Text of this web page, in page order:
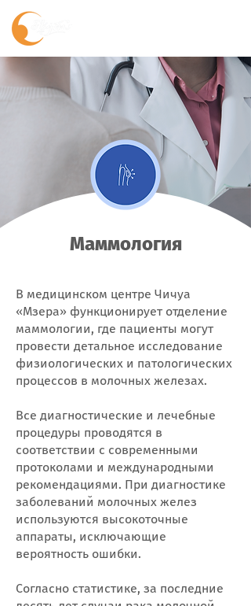
Маммология
В медицинском центре Чичуа
«Мзера» функционирует отделение
маммологии, где пациенты могут
провести детальное исследование
физиологических и патологических
процессов в молочных железах.
Все диагностические и лечебные
процедуры проводятся в
соответствии с современными
протоколами и международными
рекомендациями. При диагностике
заболеваний молочных желез
используются высокоточные
аппараты, исключающие
вероятность ошибки.
Согласно статистике, за последние